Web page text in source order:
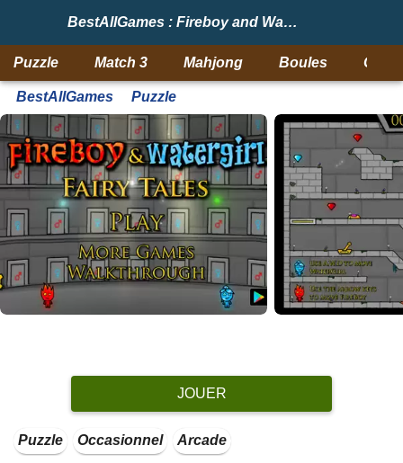
BestAllGames : Fireboy and Watergirl 6: Fairy Tales
Puzzle Match 3 Mahjong Boules
BestAllGames Puzzle
JOUER
Puzzle Occasionnel Arcade